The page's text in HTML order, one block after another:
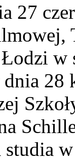
27
w
28